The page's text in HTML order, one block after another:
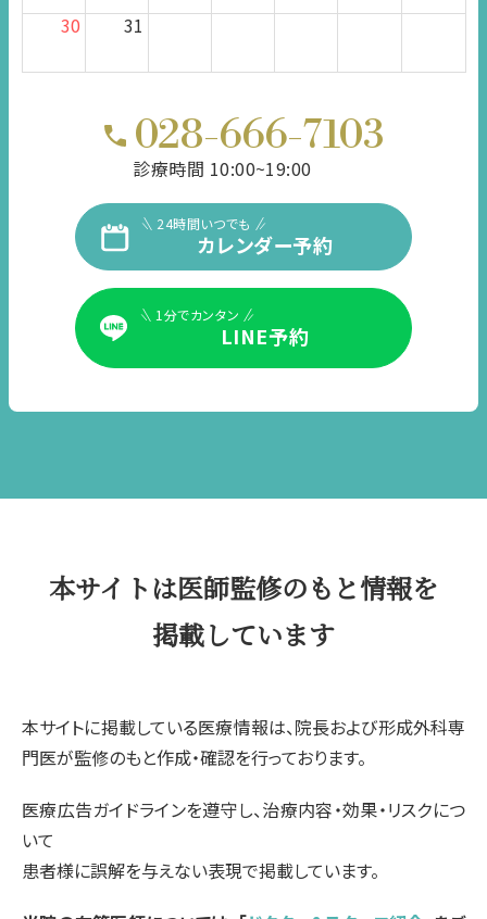
30 31
028-666-7103
診療時間 10:00~19:00
24時間いつでも
カレンダー予約
1分でカンタン
LINE予約
本サイトは医師監修のもと情報を
掲載しています
本サイトに掲載している医療情報は、院長および形成外科専
門医が監修のもと作成・確認を行っております。
医療広告ガイドラインを遵守し、治療内容・効果・リスクにつ
いて
患者様に誤解を与えない表現で掲載しています。